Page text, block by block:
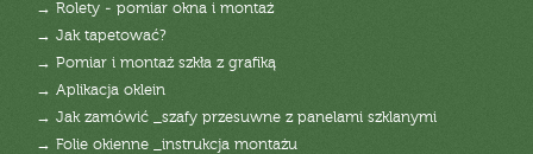
→ Rolety - pomiar okna i montaż
→ Jak tapetować?
→ Pomiar i montaż szkła z grafiką
→ Aplikacja oklein
→ Jak zamówić _szafy przesuwne z panelami szklanymi
→ Folie okienne _instrukcja montażu